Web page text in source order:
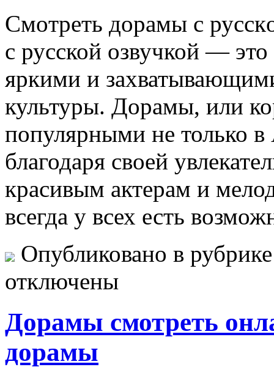
Смoтрeть дoрaмы с
с русской озвучкой —
яркими и
культуры. Дорамы, или
популярными не только
благодаря своей
красивым актерам и
всегда у всех есть
Опубликовано в
отключены
Дорамы смотреть
дорамы